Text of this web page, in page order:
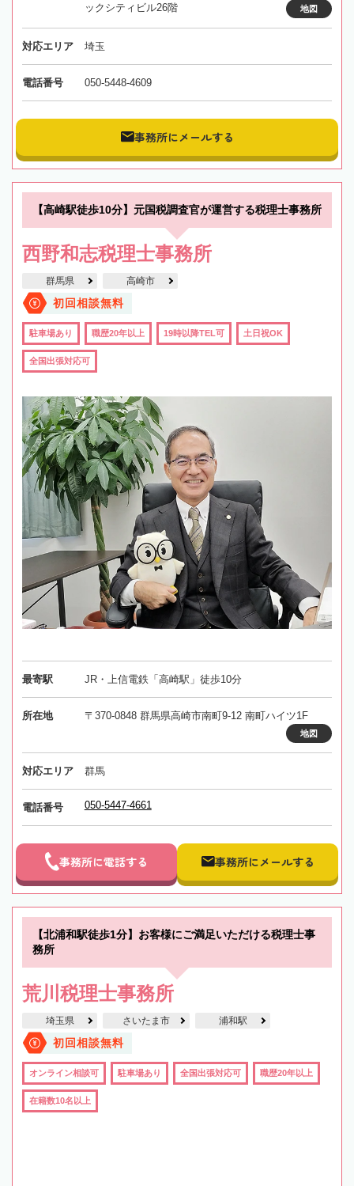
ックシティビル26階
地図
対応エリア 埼玉
電話番号 050-5448-4609
事務所にメールする
【高崎駅徒歩10分】元国税調査官が運営する税理士事務所
西野和志税理士事務所
群馬県 高崎市
初回相談無料
駐車場あり 職歴20年以上 19時以降TEL可 土日祝OK
全国出張対応可
最寄駅 JR・上信電鉄「高崎駅」徒歩10分
所在地 〒370-0848 群馬県高崎市南町9-12 南町ハイツ1F
地図
対応エリア 群馬
電話番号 050-5447-4661
事務所に電話する 事務所にメールする
【北浦和駅徒歩1分】お客様にご満足いただける税理士事
務所
荒川税理士事務所
埼玉県 さいたま市 浦和駅
初回相談無料
オンライン相談可 駐車場あり 全国出張対応可 職歴20年以上
在籍数10名以上